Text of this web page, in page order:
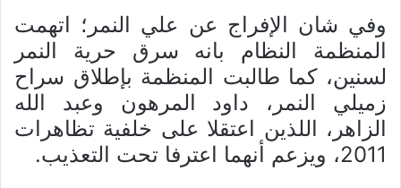
وفي شان الإفراج عن علي النمر؛ اتهمت
المنظمة النظام بانه سرق حرية النمر
لسنين، كما طالبت المنظمة بإطلاق سراح
زميلي النمر، داود المرهون وعبد الله
الزاهر، اللذين اعتقلا على خلفية تظاهرات
2011، ويزعم أنهما اعترفا تحت التعذيب.